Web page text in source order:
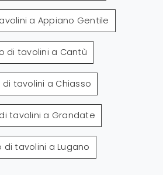
a Appiano Gentile
di tavolini a Cantù
di tavolini a Chiasso
tavolini a Grandate
di tavolini a Lugano